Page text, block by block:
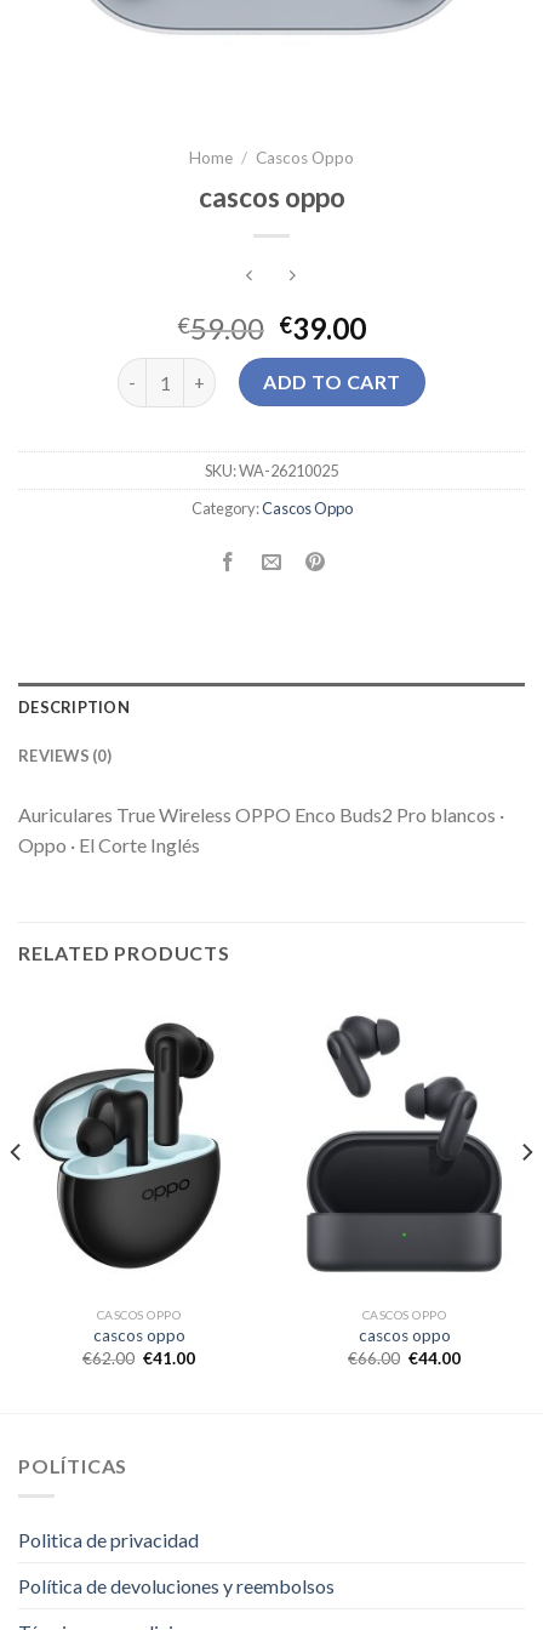
Home / Cascos Oppo
cascos oppo
€59.00 €39.00
cascos oppo quantityADD TO CART
SKU:WA-26210025
Category:Cascos Oppo
DESCRIPTION
REVIEWS (0)
Auriculares True Wireless OPPO Enco Buds2 Pro blancos ·
Oppo · El Corte Inglés
RELATED PRODUCTS
CASCOS OPPO
cascos oppo
€62.00 €41.00
CASCOS OPPO
cascos oppo
€66.00 €44.00
POLÍTICAS
Politica de privacidad
Política de devoluciones y reembolsos